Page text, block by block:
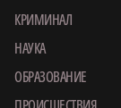
КРИМИНАЛ
НАУКА
ОБРАЗОВАНИЕ